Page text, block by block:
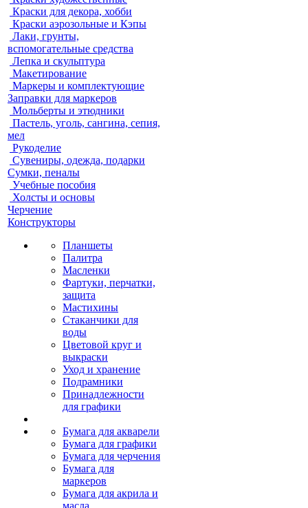
Краски для декора, хобби
Краски аэрозольные и Кэпы
Лаки, грунты,
вспомогательные средства
Лепка и скульптура
Макетирование
Маркеры и комплектующие
Заправки для маркеров
Мольберты и этюдники
Пастель, уголь, сангина, сепия,
мел
Рукоделие
Сувениры, одежда, подарки
Сумки, пеналы
Учебные пособия
Холсты и основы
Черчение
Конструкторы
Планшеты
Палитра
Масленки
Фартуки, перчатки,
защита
Мастихины
Стаканчики для
воды
Цветовой круг и
выкраски
Уход и хранение
Подрамники
Принадлежности
для графики
Бумага для акварели
Бумага для графики
Бумага для черчения
Бумага для
маркеров
Бумага для акрила и
масла